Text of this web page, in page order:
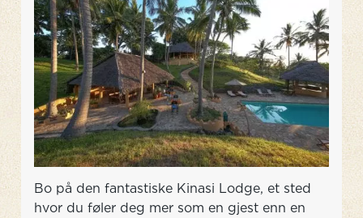
Bo på den fantastiske Kinasi Lodge, et sted
hvor du føler deg mer som en gjest enn en